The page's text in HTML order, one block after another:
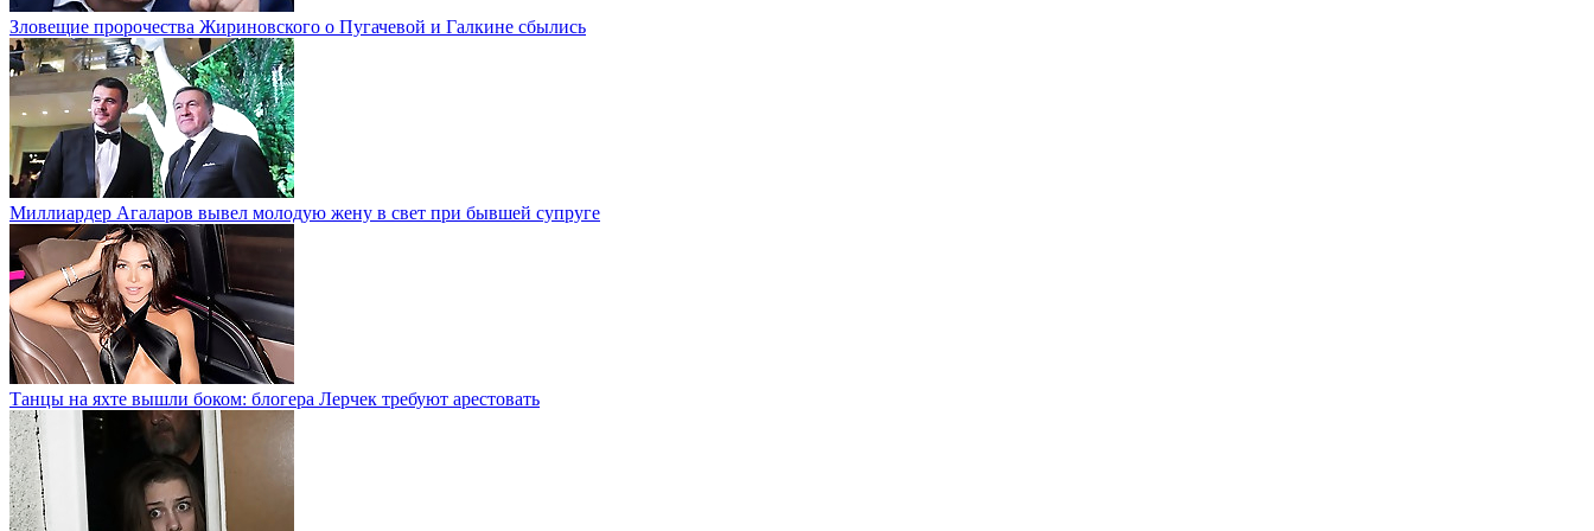
Зловещие пророчества Жириновского о Пугачевой и Галкине сбылись
Миллиардер Агаларов вывел молодую жену в свет при бывшей супруге
Танцы на яхте вышли боком: блогера Лерчек требуют арестовать